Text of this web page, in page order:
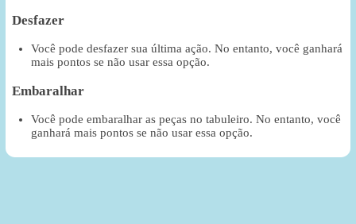
Desfazer
Você pode desfazer sua última ação. No entanto, você ganhará
mais pontos se não usar essa opção.
Embaralhar
Você pode embaralhar as peças no tabuleiro. No entanto, você
ganhará mais pontos se não usar essa opção.